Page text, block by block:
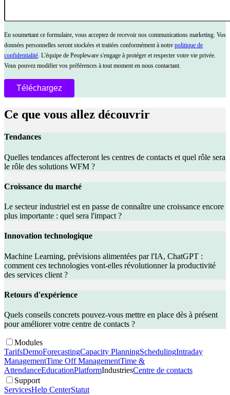
En soumettant ce formulaire, vous acceptez de recevoir nos communications marketing. Vos
données personnelles seront stockées et traitées conformément à notre politique de
confidentialité. L'équipe de Peopleware s'engage à protéger et respecter votre vie privée.
Vous pouvez modifier vos préférences à tout moment en nous contactant.
Ce que vous allez découvrir
Tendances
Quelles tendances affecteront les centres de contacts et quel rôle sera
le rôle des solutions WFM ?
Croissance du marché
Le secteur industriel est en passe de connaître une croissance encore
plus importante : quel sera l'impact ?
Innovation technologique
Machine Learning, prévisions alimentées par l'IA, ChatGPT :
comment ces technologies vont-elles révolutionner la productivité
des services client ?
Retours d'expérience
Quels conseils concrets pouvez-vous mettre en place dès à présent
pour améliorer votre centre de contacts ?
Modules
TarifsDemoForecastingCapacity PlanningSchedulingIntraday
ManagementTime Off ManagementTime &
AttendanceEducationPlatformIndustriesCentre de contacts
Support
ServicesHelp CenterStatut